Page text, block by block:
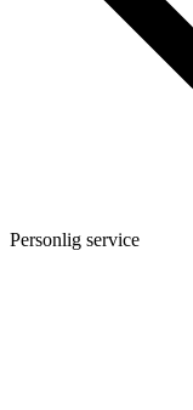
Personlig service